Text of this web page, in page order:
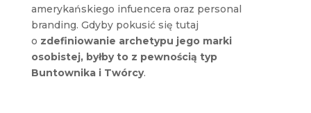
amerykańskiego infuencera oraz personal
branding. Gdyby pokusić się tutaj
o zdefiniowanie archetypu jego marki
osobistej, byłby to z pewnością typ
Buntownika i Twórcy.